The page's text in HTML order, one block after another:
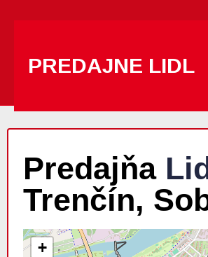
PREDAJNE LIDL
Predajňa
Trenčín,
+